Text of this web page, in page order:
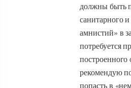
должны быть
санитарного
амнистий» в
потребуется
построенного
рекомендую
попасть в